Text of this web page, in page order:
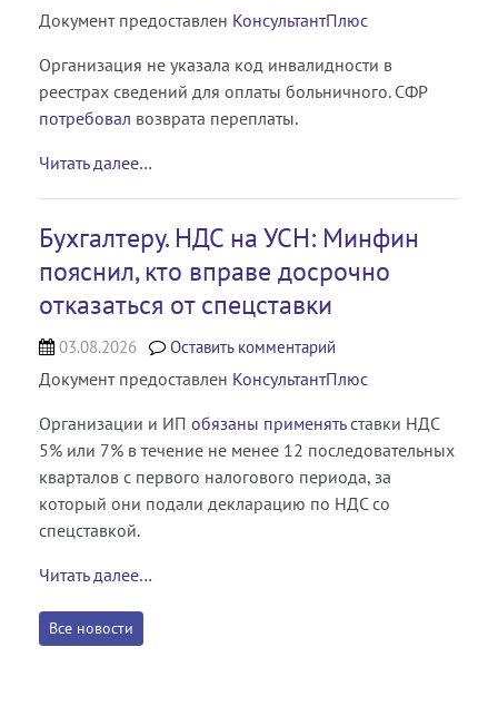
Документ предоставлен КонсультантПлюс
Организация не указала код инвалидности в
реестрах сведений для оплаты больничного. СФР
потребовал возврата переплаты.
Читать далее…
Бухгалтеру. НДС на УСН: Минфин
пояснил, кто вправе досрочно
отказаться от спецставки
03.08.2026 Оставить комментарий
Документ предоставлен КонсультантПлюс
Организации и ИП обязаны применятьставки НДС
5% или 7% в течение не менее 12 последовательных
кварталов с первого налогового периода, за
который они подали декларацию по НДС со
спецставкой.
Читать далее…
Все новости